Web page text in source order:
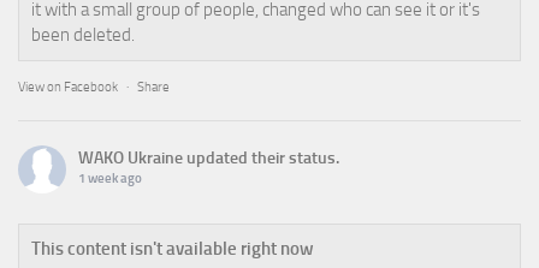
it with a small group of people, changed who can see it or it's
been deleted.
View on Facebook · Share
WAKO Ukraine updated their status.
1 week ago
This content isn't available right now